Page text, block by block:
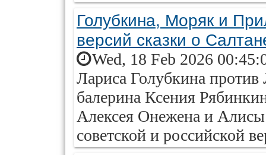
Голубкина, Моряк и
версий сказки о
Wed, 18 Feb 2026
Лариса Голубкина
балерина Ксения
Алексея Онежена и
советской и российской